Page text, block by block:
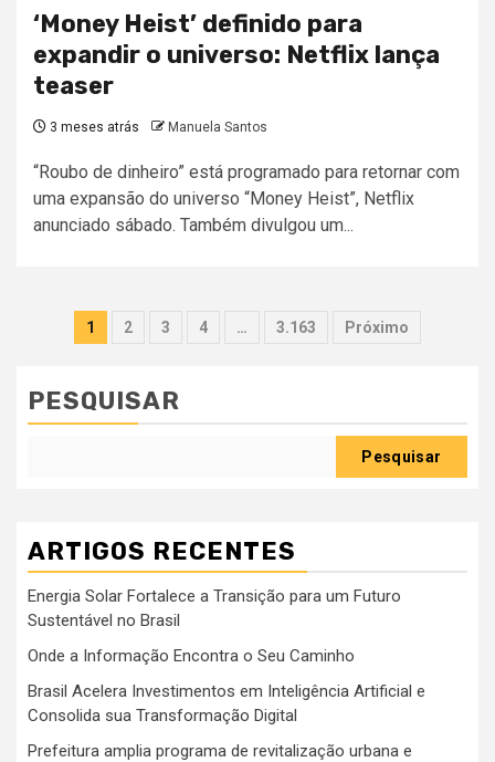
‘Money Heist’ definido para
expandir o universo: Netflix lança
teaser
3 meses atrás Manuela Santos
“Roubo de dinheiro” está programado para retornar com
uma expansão do universo “Money Heist”, Netflix
anunciado sábado. Também divulgou um...
Paginação
conteúdos
1 2 3 4 … 3.163 Próximo
PESQUISAR
Pesquisar
ARTIGOS RECENTES
Energia Solar Fortalece a Transição para um Futuro
Sustentável no Brasil
Onde a Informação Encontra o Seu Caminho
Brasil Acelera Investimentos em Inteligência Artificial e
Consolida sua Transformação Digital
Prefeitura amplia programa de revitalização urbana e